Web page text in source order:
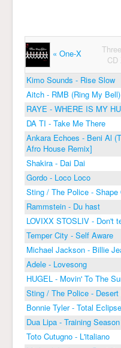
« One-X
CD
Kimo Sounds - Rise Slow
Aitch - RMB (Ring My Bell)
RAYE - WHERE IS MY
DA TI - Take Me There
Ankara Echoes - Beni Al
Afro House Remix]
Shakira - Dai Dai
Gordo - Loco Loco
Sting / The Police - Shape
Rammstein - Du hast
LOVIXX STOSLIV - Don't
Temper City - Self Aware
Michael Jackson - Billie
Adele - Lovesong
HUGEL - Movin' To The
Sting / The Police - Desert
Bonnie Tyler - Total
Dua Lipa - Training Season
Toto Cutugno - L'italiano